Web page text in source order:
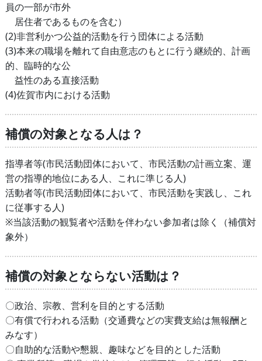
員の一部が市外
居住者であるものを含む）
(2)非営利かつ公益的活動を行う団体による活動
(3)本来の職場を離れて自由意志のもとに行う継続的、計画
的、臨時的な公
益性のある直接活動
(4)佐賀市内における活動
補償の対象となる人は？
指導者等(市民活動団体において、市民活動の計画立案、運
営の指導的地位にある人、これに準じる人)
活動者等(市民活動団体において、市民活動を実践し、これ
に従事する人)
※当該活動の観覧者や活動を伴わない参加者は除く（補償対
象外）
補償の対象とならない活動は？
〇政治、宗教、営利を目的とする活動
〇有償で行われる活動（交通費などの実費支給は無報酬と
みなす）
〇自助的な活動や懇親、趣味などを目的とした活動